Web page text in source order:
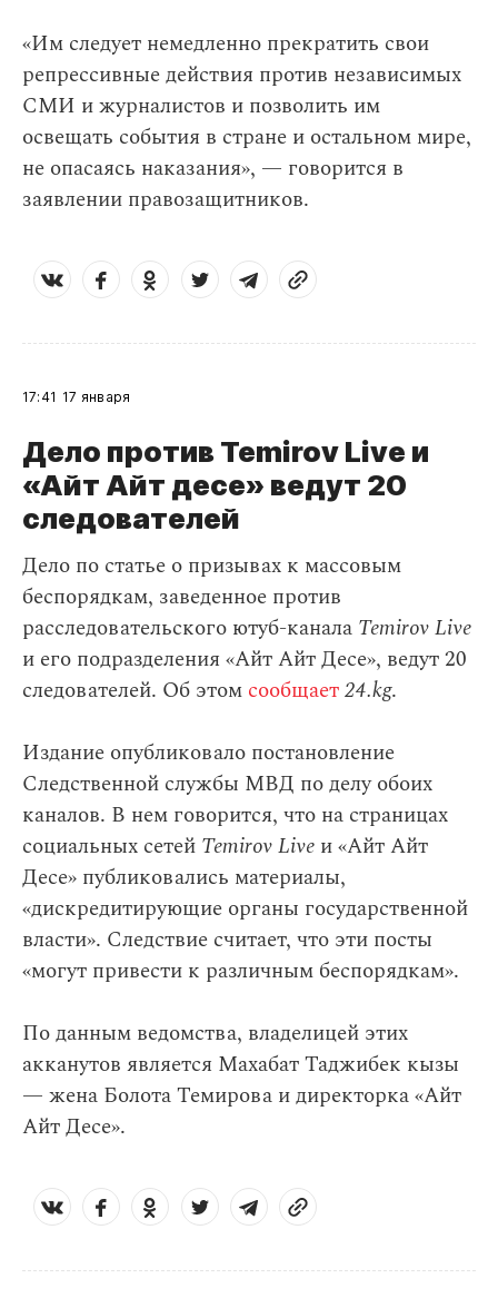
«Им следует немедленно прекратить свои
репрессивные действия против независимых
СМИ и журналистов и позволить им
освещать события в стране и остальном мире,
не опасаясь наказания», — говорится в
заявлении правозащитников.
17:41 17 января
Дело против Temirov Live и
«Айт Айт десе» ведут 20
следователей
Дело по статье о призывах к массовым
беспорядкам, заведенное против
расследовательского ютуб-канала Temirov Live
и его подразделения «Айт Айт Десе», ведут 20
следователей. Об этом сообщает24.kg.
Издание опубликовало постановление
Следственной службы МВД по делу обоих
каналов. В нем говорится, что на страницах
социальных сетей Temirov Live и «Айт Айт
Десе» публиковались материалы,
«дискредитирующие органы государственной
власти». Следствие считает, что эти посты
«могут привести к различным беспорядкам».
По данным ведомства, владелицей этих
акканутов является Махабат Таджибек кызы
— жена Болота Темирова и директорка «Айт
Айт Десе».